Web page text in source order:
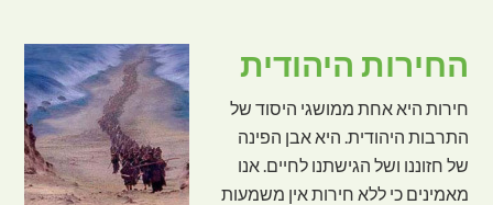
החירות היהודית
חירות היא אחת ממושגי היסוד של
התרבות היהודית. היא אבן הפינה
של חזוננו ושל הגישתנו לחיים. אנו
מאמינים כי ללא חירות אין משמעות